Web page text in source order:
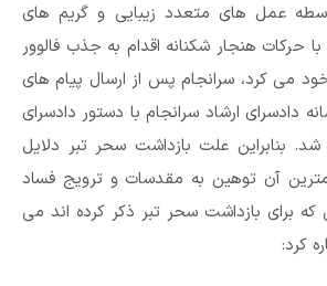
عمل های متعدد زیبایی و گریم های
حرکات هنجار شکنانه اقدام به جذب فالوور
می کرد، سرانجام پس از ارسال پیام های
دادسرای ارشاد سرانجام با دستور دادسرای
شد. بنابراین علت بازداشت سحر تبر دلایل
آن توهین به مقدسات و ترویج فساد
برای بازداشت سحر تبر ذکر کرده اند می
کرد: